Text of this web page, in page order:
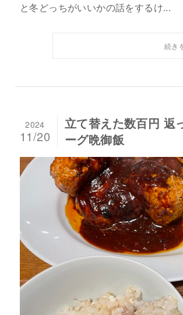
と冬どっちがいいかの話をするけ...
立て替えた数百円 返
ーグ晩御飯
2024
11/20